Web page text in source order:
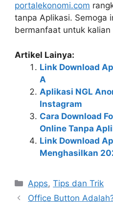
portalekonomi.com
tanpa Aplikasi. Semoga
bermanfaat untuk kalian
Artikel Lainya:
Link Download
A
Aplikasi NGL
Instagram
Cara Download
Online Tanpa
Link Download
Menghasilkan
Kategori
Apps,Tips dan Trik
Office Button